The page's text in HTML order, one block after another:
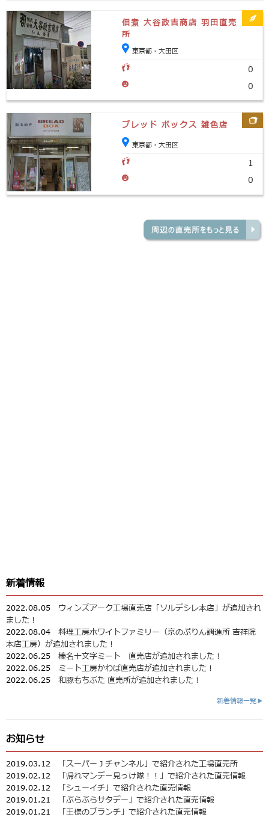
佃煮 大谷政吉商店 羽田直売
所
東京都・大田区
0
0
ブレッド ボックス 雑色店
東京都・大田区
1
0
新着情報
2022.08.05 ウィンズアーク工場直売店「ソルデシレ本店」が追加され
ました！
2022.08.04 料理工房ホワイトファミリー（京のぷりん調進所 吉祥院
本店工房）が追加されました！
2022.06.25 榛名十文字ミート 直売店が追加されました！
2022.06.25 ミート工房かわば直売店が追加されました！
2022.06.25 和豚もちぶた 直売所が追加されました！
新着情報一覧▶
お知らせ
2019.03.12
「スーパーＪチャンネル」で紹介された工場直売所
2019.02.12
「帰れマンデー見っけ隊！！」で紹介された直売情報
2019.02.12
「シューイチ」で紹介された直売情報
2019.01.21
「ぶらぶらサタデー」で紹介された直売情報
2019.01.21
「王様のブランチ」で紹介された直売情報